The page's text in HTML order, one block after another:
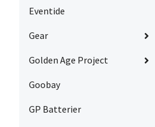
Eventide
Gear
Golden Age Project
Goobay
GP Batterier